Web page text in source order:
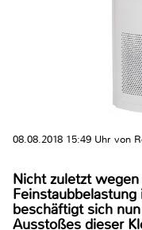
08.08.2018 15:49 Uhr von
Nicht zuletzt
beschäftigt sich
Ausstoßes dieser